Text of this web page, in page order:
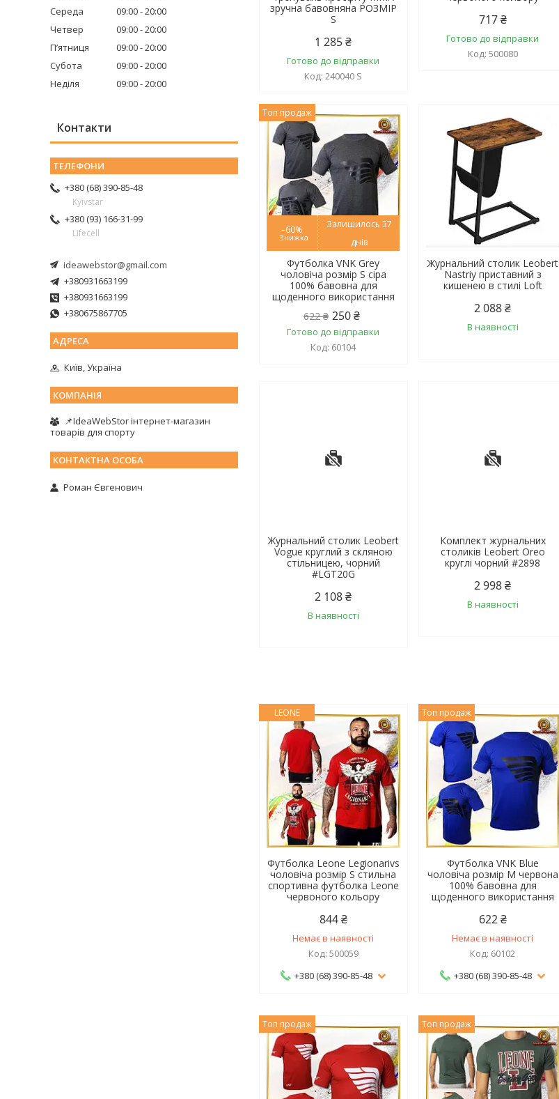
зручна бавовняна РОЗМІР
S
1 285 ₴
Готово до відправки
240040 S
717 ₴
Готово до відправки
500080
Топ продаж
–60%
Залишилось 37
днів
Футболка VNK Grey
чоловіча розмір S сіра
100% бавовна для
щоденного використання
622 ₴ 250 ₴
Готово до відправки
60104
Журнальний столик Leobert
Nastriy приставний з
кишенею в стилі Loft
2 088 ₴
В наявності
Журнальний столик Leobert
Vogue круглий з скляною
стільницею, чорний
#LGT20G
2 108 ₴
В наявності
Комплект журнальних
столиків Leobert Oreo
круглі чорний #2898
2 998 ₴
В наявності
LEONE
Футболка Leone Legionarivs
чоловіча розмір S стильна
спортивна футболка Leone
червоного кольору
844 ₴
Немає в наявності
500059
+380 (68) 390-85-48
Топ продаж
Футболка VNK Blue
чоловіча розмір M червона
100% бавовна для
щоденного використання
622 ₴
Немає в наявності
60102
+380 (68) 390-85-48
Топ продаж Топ продаж
Середа
09:00 20:00
Четвер
09:00 20:00
Пʼятниця
09:00 20:00
Субота
09:00 20:00
Неділя
09:00 20:00
Контакти
+380 (68) 390-85-48
Kyivstar
+380 (93) 166-31-99
Lifecell
ideawebstor@gmail.com
+380931663199
+380931663199
+380675867705
Київ, Україна
📌IdeaWebStor інтернет-магазин
товарів для спорту
Роман Євгенович